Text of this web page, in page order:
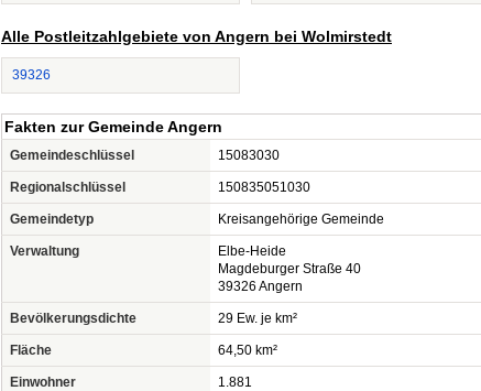
Alle Postleitzahlgebiete von Angern bei Wolmirstedt
39326
Fakten zur Gemeinde Angern
Gemeindeschlüssel 15083030
Regionalschlüssel 150835051030
Gemeindetyp Kreisangehörige Gemeinde
Verwaltung
Elbe-Heide
Magdeburger Straße 40
39326 Angern
Bevölkerungsdichte 29 Ew. je km²
Fläche 64,50 km²
Einwohner 1.881